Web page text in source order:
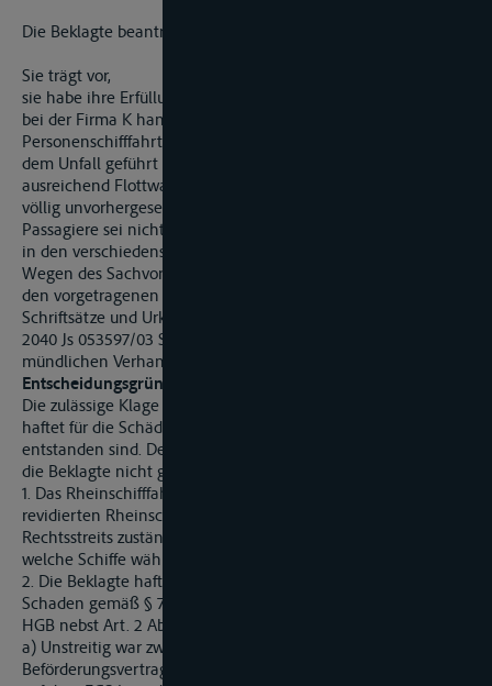
Die Beklagte beantragt, die Klage abzuweisen.
Sie trägt vor,
sie habe ihre Erfüllungsgehilfin sorgfältig ausgewählt. Denn
bei der Firma K handele es sich um ein sehr bekanntes
Personenschifffahrtsunternehmen auf dem Rhein. Was zu
dem Unfall geführt habe, sei völlig ungeklärt. Das Schiff habe
ausreichend Flottwasser gehabt, so dass die Grundberührung
völlig unvorhergesehen gewesen sei. Eine Warnung der
Passagiere sei nicht möglich gewesen, zumal diese Warnung
in den verschiedensten Sprachen hätte erfolgen müssen.
Wegen des Sachvortrages der Parteien im einzelnen wird auf
den vorgetragenen Inhalt der zu den Akten gereichten
Schriftsätze und Urkunden verwiesen. Die Ermittlungsakten
2040 Js 053597/03 StA Koblenz waren Gegenstand der
mündlichen Verhandlung.
Entscheidungsgründe:
Die zulässige Klage ist zum Teil auch begründet. Die Beklagte
haftet für die Schäden, die den von ihr beförderten Personen
entstanden sind. Den ihr obliegenden Entlastungsbeweis hat
die Beklagte nicht geführt.
1. Das Rheinschifffahrtsgericht ist gemäß Art. 34 Abs. 2c der
revidierten Rheinschifffahrtsakte für die Entscheidung des
Rechtsstreits zuständig. Dessen Gegenstand sind die Schäden,
welche Schiffe während der Fahrt anderen verursacht haben.
2. Die Beklagte haftet für den dem Kläger entstandenen
Schaden gemäß § 77 Abs. 1 BSchG i. V. m. § 664 Abs. 1 Satz 1
HGB nebst Art. 2 Abs. 1 der Anlage zu § 664 HGB.
a) Unstreitig war zwischen den Parteien ein
Beförderungsvertrag zustande gekommen, wonach der Kläger